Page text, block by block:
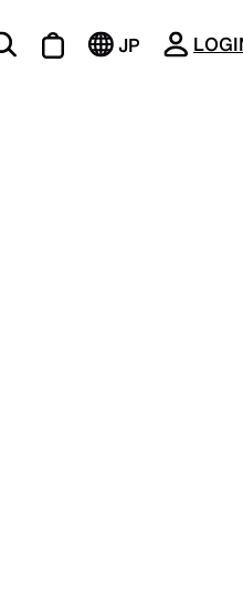
CLOSE
JP